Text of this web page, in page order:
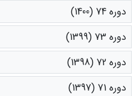
دوره 74 (1400)
دوره 73 (1399)
دوره 72 (1398)
دوره 71 (1397)